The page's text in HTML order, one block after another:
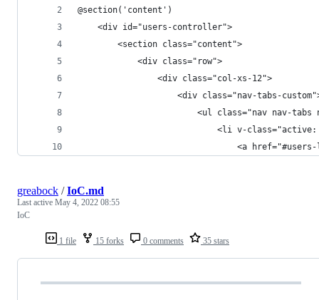
@section('content')
    <div id="users-controller">
        <section class="content">
            <div class="row">
                <div class="col-xs-12">
<div class="nav-tabs-
<ul class="nav nav-tabs
<li v-
<a
1 file 15 forks 0 comments 35 stars
greabock /IoC.md
Last active May 4, 2022 08:55
IoC